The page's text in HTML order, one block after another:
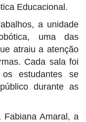
Educacional.
a unidade
uma das
atraiu a atenção
Cada sala foi
estudantes se
durante as
Amaral, a